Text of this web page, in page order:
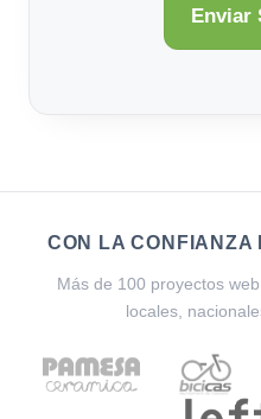
CON LA CONFIANZA
Más de 100 proyectos
locales,